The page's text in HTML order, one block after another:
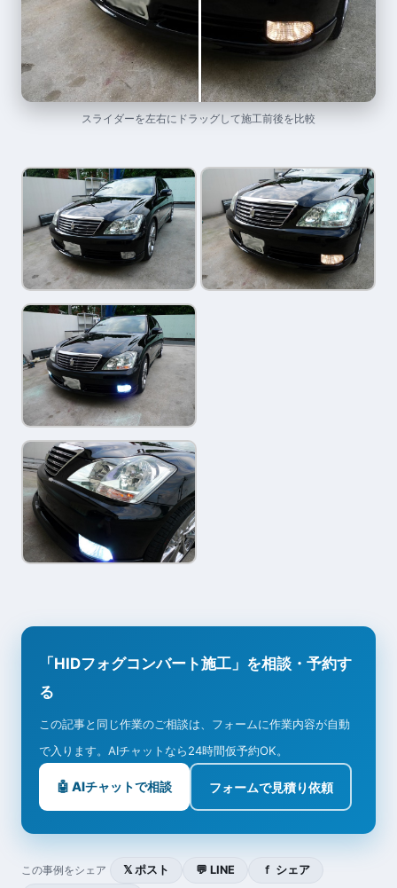
スライダーを左右にドラッグして施工前後を比較
「HIDフォグコンバート施工」を相談・予約す
る
この記事と同じ作業のご相談は、フォームに作業内容が自動
で入ります。AIチャットなら24時間仮予約OK。
🤖 AIチャットで相談 フォームで見積り依頼
この事例をシェア 𝕏 ポスト 💬 LINE
ｆ シェア